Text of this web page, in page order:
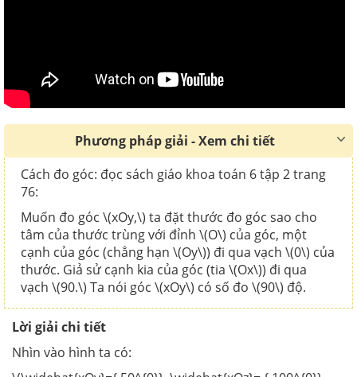
Phương pháp giải - Xem chi tiết
Cách đo góc: đọc sách giáo khoa toán 6 tập 2 trang
76:
Muốn đo góc \(xOy,\) ta đặt thước đo góc sao cho
tâm của thước trùng với đỉnh \(O\) của góc, một
cạnh của góc (chẳng hạn \(Oy\)) đi qua vạch \(0\) của
thước. Giả sử cạnh kia của góc (tia \(Ox\)) đi qua
vạch \(90.\) Ta nói góc \(xOy\) có số đo \(90\) độ.
Lời giải chi tiết
Nhìn vào hình ta có: